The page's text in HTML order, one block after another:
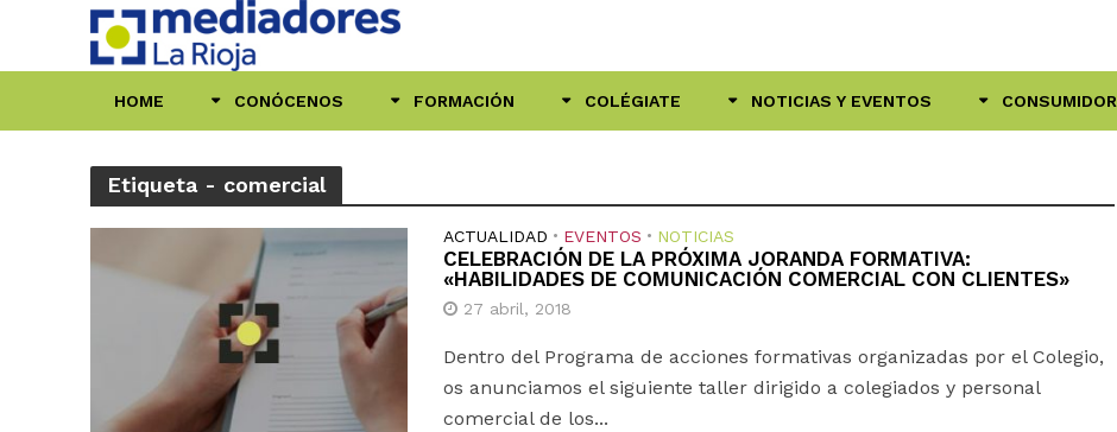
HOME CONÓCENOS FORMACIÓN COLÉGIATE NOTICIAS Y EVENTOS CONSUMIDOR
Etiqueta - comercial
ACTUALIDAD • EVENTOS • NOTICIAS
CELEBRACIÓN DE LA PRÓXIMA JORANDA FORMATIVA:
«HABILIDADES DE COMUNICACIÓN COMERCIAL CON CLIENTES»
27 abril, 2018
Dentro del Programa de acciones formativas organizadas por el Colegio,
os anunciamos el siguiente taller dirigido a colegiados y personal
comercial de los...